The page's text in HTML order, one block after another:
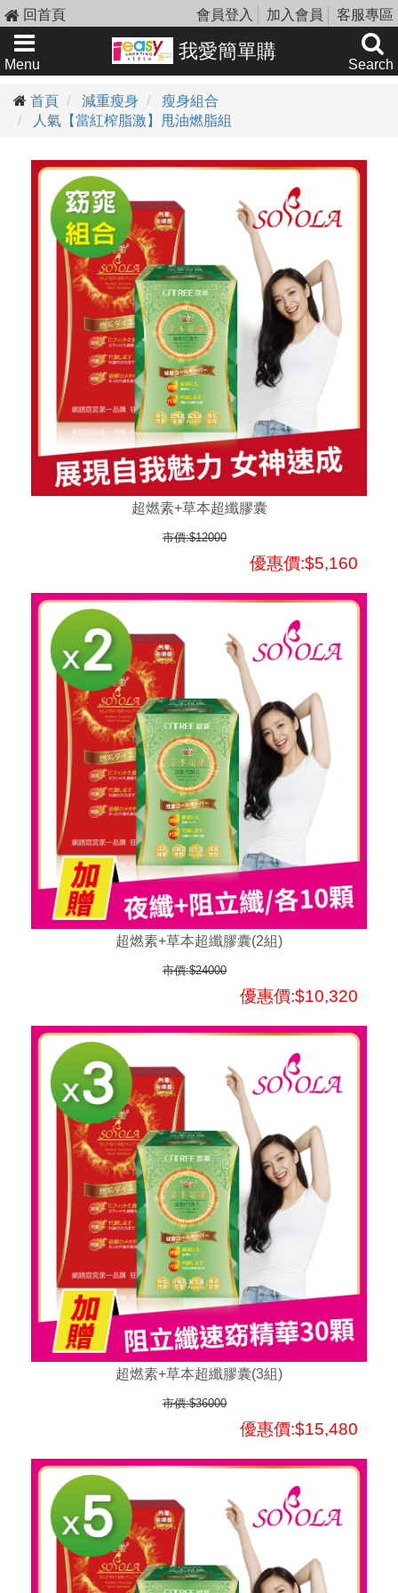
回首頁 會員登入 加入會員 客服專區
Menu
我愛簡單購
Search
首頁 減重瘦身
瘦身組合
人氣【當紅榨脂激】甩油燃脂組
超燃素+草本超纖膠囊
市價:$12000
優惠價:$5,160
超燃素+草本超纖膠囊(2組)
市價:$24000
優惠價:$10,320
超燃素+草本超纖膠囊(3組)
市價:$36000
優惠價:$15,480